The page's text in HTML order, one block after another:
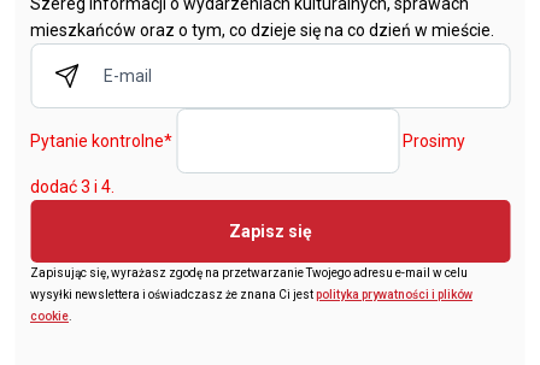
Szereg informacji o wydarzeniach kulturalnych, sprawach
mieszkańców oraz o tym, co dzieje się na co dzień w mieście.
Pytanie kontrolne* Prosimy
dodać 3 i 4.
Zapisz się
Zapisując się, wyrażasz zgodę na przetwarzanie Twojego adresu e-mail w celu
wysyłki newslettera i oświadczasz że znana Ci jestpolityka prywatności i plików
cookie.